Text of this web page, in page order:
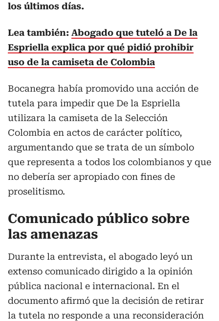
los últimos días.
Lea también: Abogado que tuteló a De la
Espriella explica por qué pidió prohibir
uso de la camiseta de Colombia
Bocanegra había promovido una acción de
tutela para impedir que De la Espriella
utilizara la camiseta de la Selección
Colombia en actos de carácter político,
argumentando que se trata de un símbolo
que representa a todos los colombianos y que
no debería ser apropiado con fines de
proselitismo.
Comunicado público sobre
las amenazas
Durante la entrevista, el abogado leyó un
extenso comunicado dirigido a la opinión
pública nacional e internacional. En el
documento afirmó que la decisión de retirar
la tutela no responde a una reconsideración